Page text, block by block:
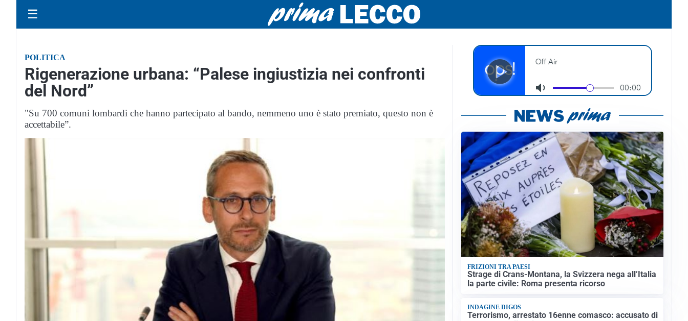
☰
POLITICA
Rigenerazione urbana: “Palese ingiustizia nei confronti
del Nord”
"Su 700 comuni lombardi che hanno partecipato al bando, nemmeno uno è stato premiato, questo non è
accettabile”.
FRIZIONI TRA PAESI
Strage di Crans-Montana, la Svizzera nega all’Italia
la parte civile: Roma presenta ricorso
INDAGINE DIGOS
Terrorismo, arrestato 16enne comasco: accusato di